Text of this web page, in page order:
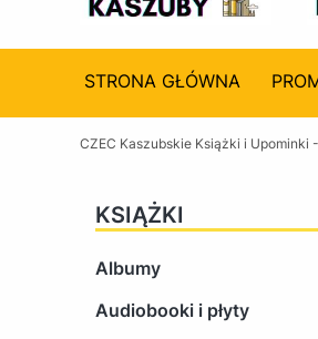
STRONA GŁÓWNA
CZEC Kaszubskie Książki i Upominki
KSIĄŻKI
Albumy
Audiobooki i płyty